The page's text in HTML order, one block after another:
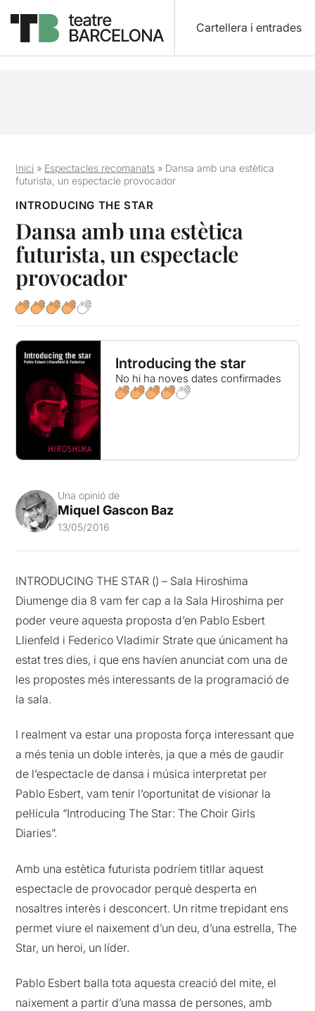
Cartellera i entrades
Inici » Espectacles recomanats » Dansa amb una estètica
futurista, un espectacle provocador
INTRODUCING THE STAR
Dansa amb una estètica
futurista, un espectacle
provocador
Introducing the star
No hi ha noves dates confirmades
Una opinió de
Miquel Gascon Baz
13/05/2016
INTRODUCING THE STAR () – Sala Hiroshima
Diumenge dia 8 vam fer cap a la Sala Hiroshima per
poder veure aquesta proposta d’en Pablo Esbert
Llienfeld i Federico Vladimir Strate que únicament ha
estat tres dies, i que ens havíen anunciat com una de
les propostes més interessants de la programació de
la sala.
I realment va estar una proposta força interessant que
a més tenia un doble interès, ja que a més de gaudir
de l’espectacle de dansa i música interpretat per
Pablo Esbert, vam tenir l’oportunitat de visionar la
pel·lícula “Introducing The Star: The Choir Girls
Diaries”.
Amb una estètica futurista podríem titllar aquest
espectacle de provocador perquè desperta en
nosaltres interès i desconcert. Un ritme trepidant ens
permet viure el naixement d’un deu, d’una estrella, The
Star, un heroi, un líder.
Pablo Esbert balla tota aquesta creació del mite, el
naixement a partir d’una massa de persones, amb